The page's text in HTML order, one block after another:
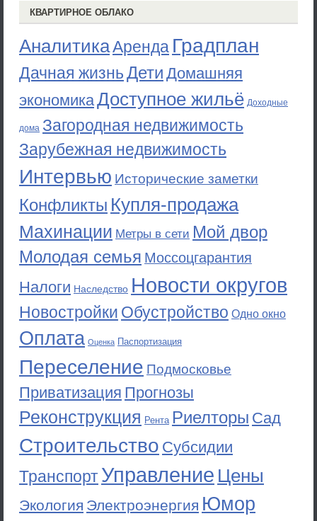
КВАРТИРНОЕ ОБЛАКО
АналитикаАренда Градплан
Дачная жизньДети Домашняя
экономикаДоступное жильё Доходные
дома Загородная недвижимость
Зарубежная недвижимость
Интервью Исторические заметки
Конфликты Купля-продажа
Махинации Метры в сети Мой двор
Молодая семья Моссоцгарантия
Налоги Наследство Новости округов
Новостройки Обустройство Одно окно
Оплата Оценка Паспортизация
Переселение Подмосковье
Приватизация Прогнозы
Реконструкция Рента Риелторы Сад
Строительство Субсидии
ТранспортУправление Цены
Экология Электроэнергия Юмор